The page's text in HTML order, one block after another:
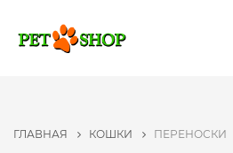
ГЛАВНАЯ КОШКИ ПЕРЕНОСКИ
СУХИЕ